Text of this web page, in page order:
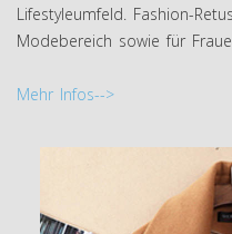
Lifestyleumfeld. Fashion-
Modebereich sowie für
Mehr Infos-->